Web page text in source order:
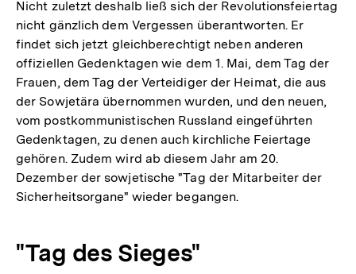
Nicht zuletzt deshalb ließ sich der Revolutionsfeiertag
nicht gänzlich dem Vergessen überantworten. Er
findet sich jetzt gleichberechtigt neben anderen
offiziellen Gedenktagen wie dem 1. Mai, dem Tag der
Frauen, dem Tag der Verteidiger der Heimat, die aus
der Sowjetära übernommen wurden, und den neuen,
vom postkommunistischen Russland eingeführten
Gedenktagen, zu denen auch kirchliche Feiertage
gehören. Zudem wird ab diesem Jahr am 20.
Dezember der sowjetische "Tag der Mitarbeiter der
Sicherheitsorgane" wieder begangen.
"Tag des Sieges"